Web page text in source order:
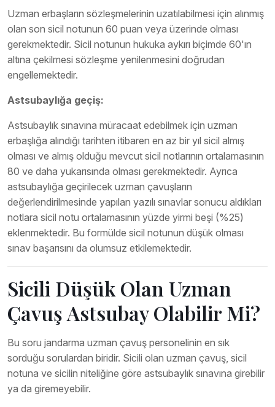
Uzman erbaşların sözleşmelerinin uzatılabilmesi için alınmış
olan son sicil notunun 60 puan veya üzerinde olması
gerekmektedir. Sicil notunun hukuka aykırı biçimde 60'ın
altına çekilmesi sözleşme yenilenmesini doğrudan
engellemektedir.
Astsubaylığa geçiş:
Astsubaylık sınavına müracaat edebilmek için uzman
erbaşlığa alındığı tarihten itibaren en az bir yıl sicil almış
olması ve almış olduğu mevcut sicil notlarının ortalamasının
80 ve daha yukarısında olması gerekmektedir. Ayrıca
astsubaylığa geçirilecek uzman çavuşların
değerlendirilmesinde yapılan yazılı sınavlar sonucu aldıkları
notlara sicil notu ortalamasının yüzde yirmi beşi (%25)
eklenmektedir. Bu formülde sicil notunun düşük olması
sınav başarısını da olumsuz etkilemektedir.
Sicili Düşük Olan Uzman
Çavuş Astsubay Olabilir Mi?
Bu soru jandarma uzman çavuş personelinin en sık
sorduğu sorulardan biridir. Sicili olan uzman çavuş, sicil
notuna ve sicilin niteliğine göre astsubaylık sınavına girebilir
ya da giremeyebilir.